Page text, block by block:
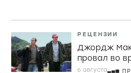
РЕЦЕНЗИИ
Джордж
провал во
6 августа